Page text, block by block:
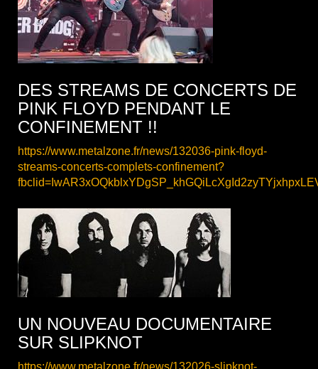
DES STREAMS DE CONCERTS DE
PINK FLOYD PENDANT LE
CONFINEMENT !!
https://www.metalzone.fr/news/132036-pink-floyd-
streams-concerts-complets-confinement?
UN NOUVEAU DOCUMENTAIRE
SUR SLIPKNOT
https://www.metalzone.fr/news/132026-slipknot-